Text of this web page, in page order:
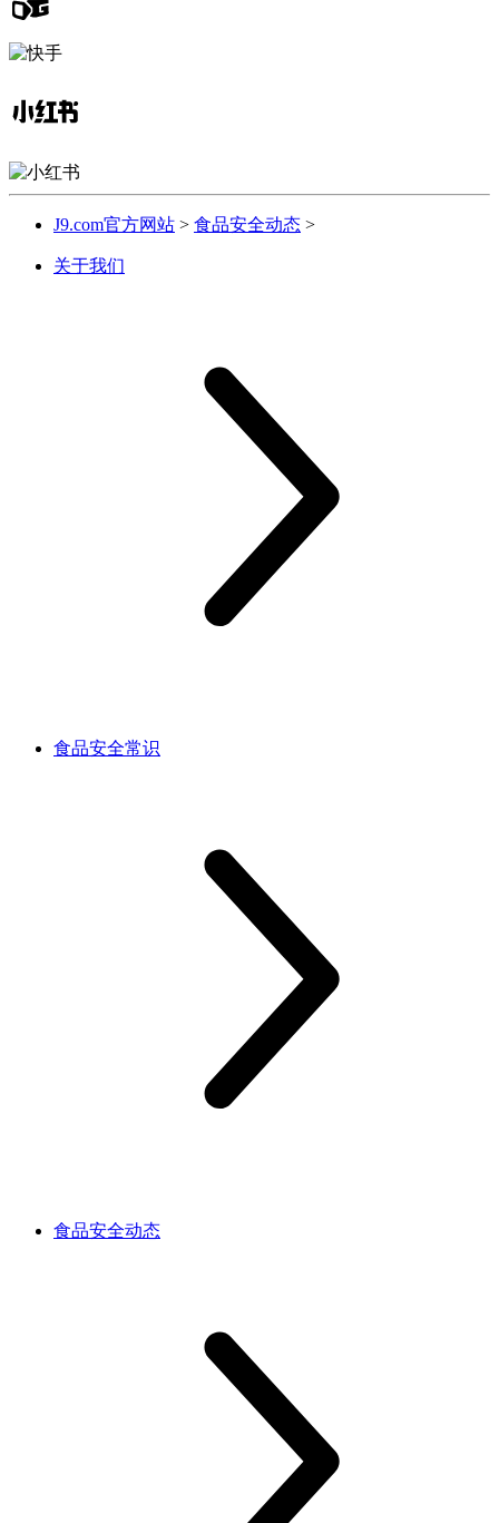
J9.com官方网站 > 食品安全动态 >
关于我们
食品安全常识
食品安全动态